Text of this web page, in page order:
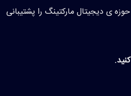
مارکتینگ را پشتیبانی